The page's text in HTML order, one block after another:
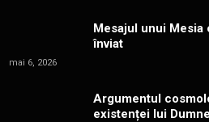
Mesajul unui
înviat
mai 6, 2026
Argumentul
existenței lui